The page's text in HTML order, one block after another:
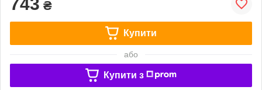
₴
Купити
або
Купити з